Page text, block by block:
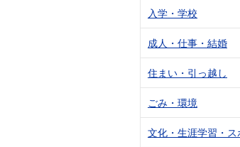
入学・学校
成人・仕事・結婚
住まい・引っ越し
ごみ・環境
文化・生涯学習・ス